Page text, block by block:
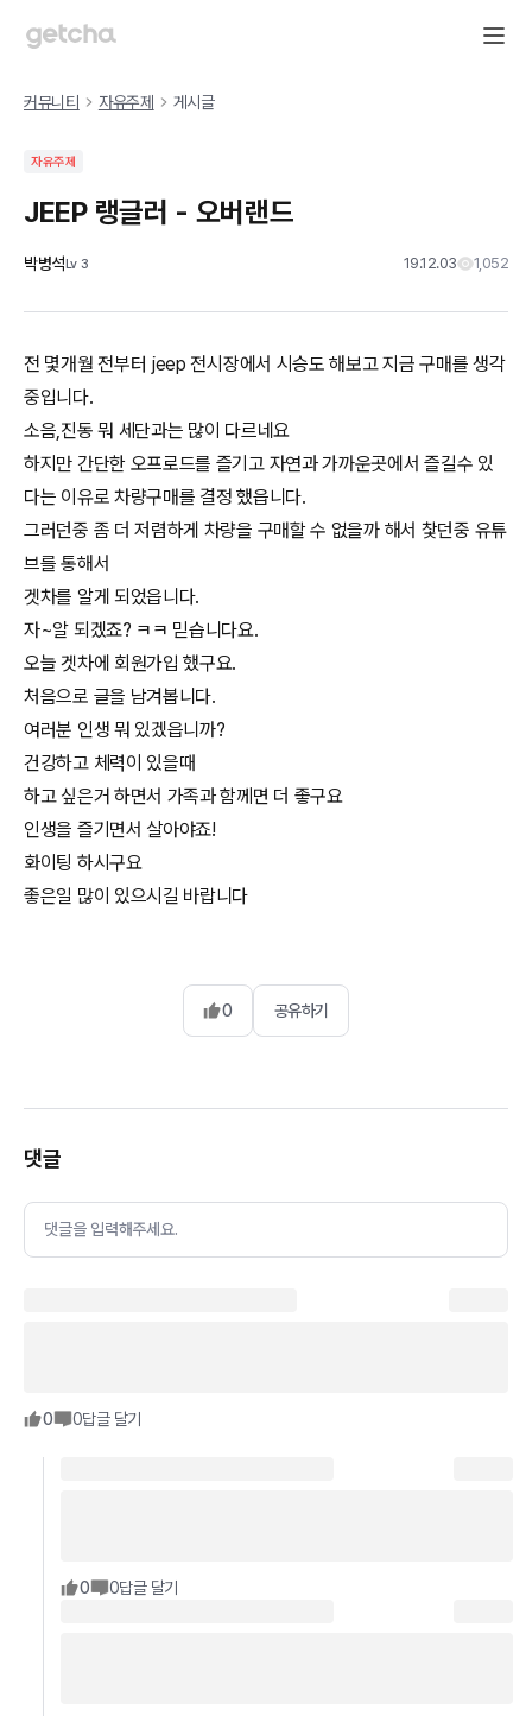
커뮤니티 자유주제 게시글
자유주제
JEEP 랭글러 - 오버랜드
박병석Lv3 19.12.03 1,052
전 몇개월 전부터 jeep 전시장에서 시승도 해보고 지금 구매를 생각
중입니다.
소음,진동 뭐 세단과는 많이 다르네요
하지만 간단한 오프로드를 즐기고 자연과 가까운곳에서 즐길수 있
다는 이유로 차량구매를 결정 했읍니다.
그러던중 좀 더 저렴하게 차량을 구매할 수 없을까 해서 찿던중 유튜
브를 통해서
겟차를 알게 되었읍니다.
자~알 되겠죠? ㅋㅋ 믿습니다요.
오늘 겟차에 회원가입 했구요.
처음으로 글을 남겨봅니다.
여러분 인생 뭐 있겠읍니까?
건강하고 체력이 있을때
하고 싶은거 하면서 가족과 함께면 더 좋구요
인생을 즐기면서 살아야죠!
화이팅 하시구요
0 공유하기
댓글
댓글을 입력해주세요.
0 0답글 달기
0 0답글 달기